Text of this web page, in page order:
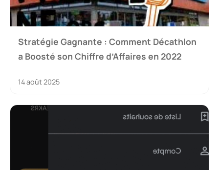
Stratégie Gagnante : Comment Décathlon
a Boosté son Chiffre d’Affaires en 2022
14 août 2025